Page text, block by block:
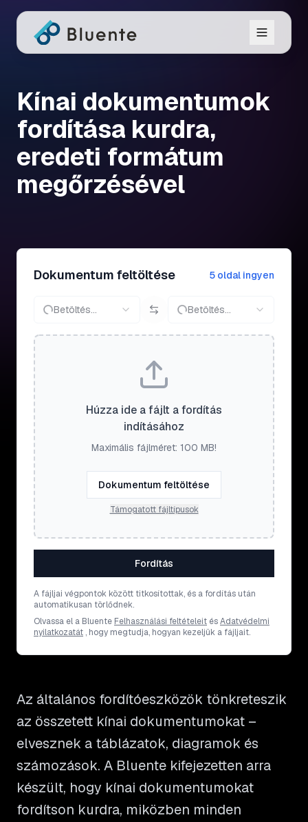
Kínai dokumentumok
fordítása kurdra,
eredeti formátum
megőrzésével
Dokumentum feltöltése 5 oldal ingyen
Betöltés... Betöltés...
Húzza ide a fájlt a fordítás
indításához
Maximális fájlméret: 100 MB!
Dokumentum feltöltése
Támogatott fájltípusok
Fordítás
A fájljai végpontok között titkosítottak, és a fordítás után
automatikusan törlődnek.
Olvassa el a Bluente Felhasználási feltételeit ésAdatvédelmi
nyilatkozatát , hogy megtudja, hogyan kezeljük a fájljait.
Az általános fordítóeszközök tönkreteszik
az összetett kínai dokumentumokat –
elvesznek a táblázatok, diagramok és
számozások. A Bluente kifejezetten arra
készült, hogy kínai dokumentumokat
fordítson kurdra, miközben minden